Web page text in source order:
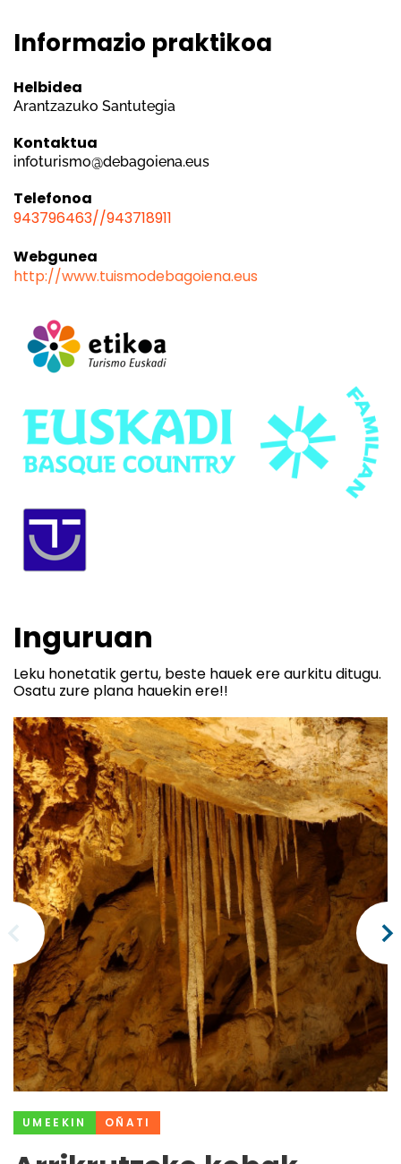
Informazio praktikoa
Helbidea
Arantzazuko Santutegia
Kontaktua
infoturismo@debagoiena.eus
Telefonoa
943796463//943718911
Webgunea
http://www.tuismodebagoiena.eus
Inguruan
Leku honetatik gertu, beste hauek ere aurkitu ditugu.
Osatu zure plana hauekin ere!!
UMEEKIN OÑATI